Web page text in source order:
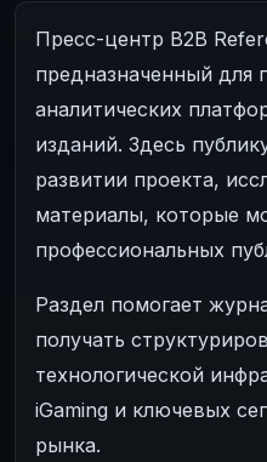
Пресс-центр B2B
предназначенный для
аналитических
изданий. Здесь
развитии проекта,
материалы, которые
профессиональных
Раздел помогает
получать
технологической
iGaming и ключевых
рынка.